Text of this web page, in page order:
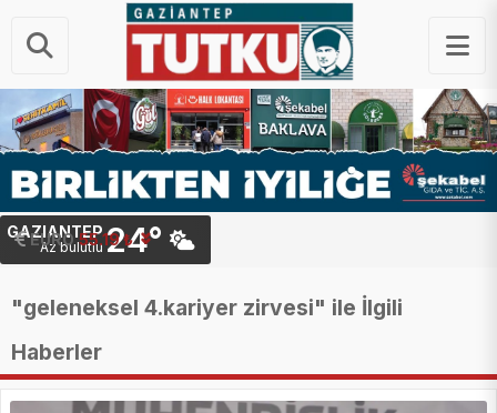
EURO 55.19 ₺
STERLIN 64.43 ₺
GAZIANTEP
Az bulutlu 24°
"geleneksel 4.kariyer zirvesi" ile İlgili
Haberler